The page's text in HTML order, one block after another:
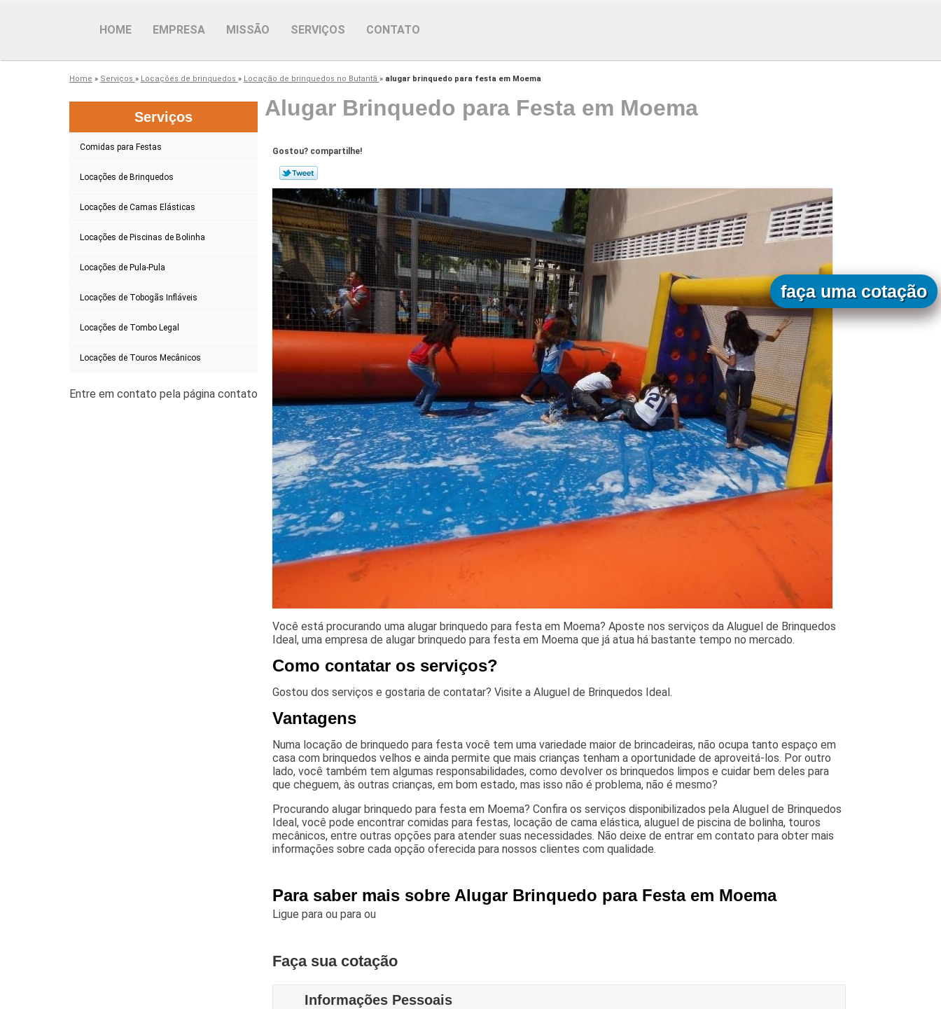
HOME EMPRESA MISSÃO SERVIÇOS CONTATO
Home » Serviços » Locações de brinquedos » Locação de brinquedos no Butantã » alugar brinquedo para festa em Moema
Serviços
Comidas para Festas
Locações de Brinquedos
Locações de Camas Elásticas
Locações de Piscinas de Bolinha
Locações de Pula-Pula
Locações de Tobogãs Infláveis
Locações de Tombo Legal
Locações de Touros Mecânicos
Alugar Brinquedo para Festa em Moema
Gostou? compartilhe!
Você está procurando uma alugar brinquedo para festa em Moema? Aposte nos serviços da Aluguel de Brinquedos
Ideal, uma empresa de alugar brinquedo para festa em Moema que já atua há bastante tempo no mercado.
Como contatar os serviços?
Gostou dos serviços e gostaria de contatar? Visite a Aluguel de Brinquedos Ideal.
Vantagens
Numa locação de brinquedo para festa você tem uma variedade maior de brincadeiras, não ocupa tanto espaço em
casa com brinquedos velhos e ainda permite que mais crianças tenham a oportunidade de aproveitá-los. Por outro
lado, você também tem algumas responsabilidades, como devolver os brinquedos limpos e cuidar bem deles para
que cheguem, às outras crianças, em bom estado, mas isso não é problema, não é mesmo?
Procurando alugar brinquedo para festa em Moema? Confira os serviços disponibilizados pela Aluguel de Brinquedos
Ideal, você pode encontrar comidas para festas, locação de cama elástica, aluguel de piscina de bolinha, touros
mecânicos, entre outras opções para atender suas necessidades. Não deixe de entrar em contato para obter mais
informações sobre cada opção oferecida para nossos clientes com qualidade.
Para saber mais sobre Alugar Brinquedo para Festa em Moema
Ligue paraou paraou
faça uma cotação
Faça sua cotação
Informações Pessoais